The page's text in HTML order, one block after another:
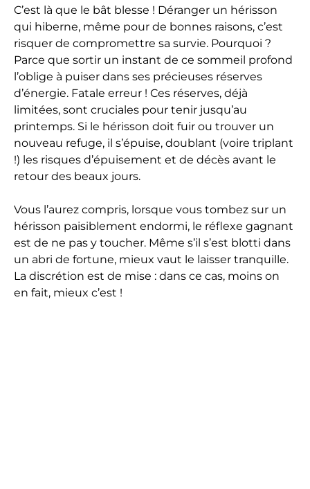
C’est là que le bât blesse ! Déranger un hérisson
qui hiberne, même pour de bonnes raisons, c’est
risquer de compromettre sa survie. Pourquoi ?
Parce que sortir un instant de ce sommeil profond
l’oblige à puiser dans ses précieuses réserves
d’énergie. Fatale erreur ! Ces réserves, déjà
limitées, sont cruciales pour tenir jusqu’au
printemps. Si le hérisson doit fuir ou trouver un
nouveau refuge, il s’épuise, doublant (voire triplant
!) les risques d’épuisement et de décès avant le
retour des beaux jours.
Vous l’aurez compris, lorsque vous tombez sur un
hérisson paisiblement endormi, le réflexe gagnant
est de ne pas y toucher. Même s’il s’est blotti dans
un abri de fortune, mieux vaut le laisser tranquille.
La discrétion est de mise : dans ce cas, moins on
en fait, mieux c’est !